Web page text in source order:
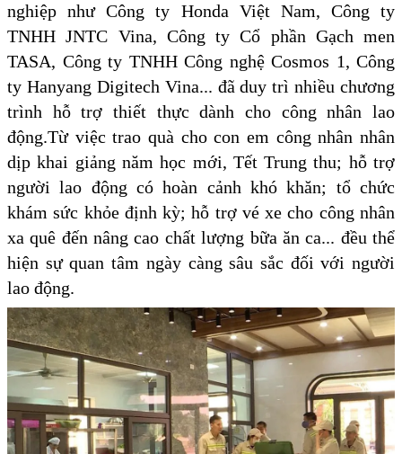
nghiệp như Công ty Honda Việt Nam, Công ty
TNHH JNTC Vina, Công ty Cổ phần Gạch men
TASA, Công ty TNHH Công nghệ Cosmos 1, Công
ty Hanyang Digitech Vina... đã duy trì nhiều chương
trình hỗ trợ thiết thực dành cho công nhân lao
động.Từ việc trao quà cho con em công nhân nhân
dịp khai giảng năm học mới, Tết Trung thu; hỗ trợ
người lao động có hoàn cảnh khó khăn; tổ chức
khám sức khỏe định kỳ; hỗ trợ vé xe cho công nhân
xa quê đến nâng cao chất lượng bữa ăn ca... đều thể
hiện sự quan tâm ngày càng sâu sắc đối với người
lao động.